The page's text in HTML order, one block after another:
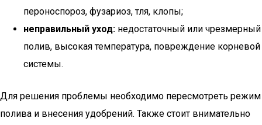
пероноспороз, фузариоз, тля, клопы;
неправильный уход: недостаточный или чрезмерный
полив, высокая температура, повреждение корневой
системы.
Для решения проблемы необходимо пересмотреть режим
полива и внесения удобрений. Также стоит внимательно